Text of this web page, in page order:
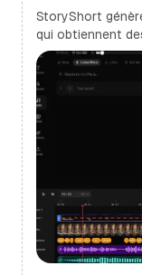
StoryShort
qui obtiennent